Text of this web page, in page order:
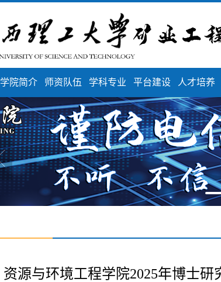
学院简介 师资队伍 学科专业 平台建设 人才培养
资源与环境工程学院2025年博士研